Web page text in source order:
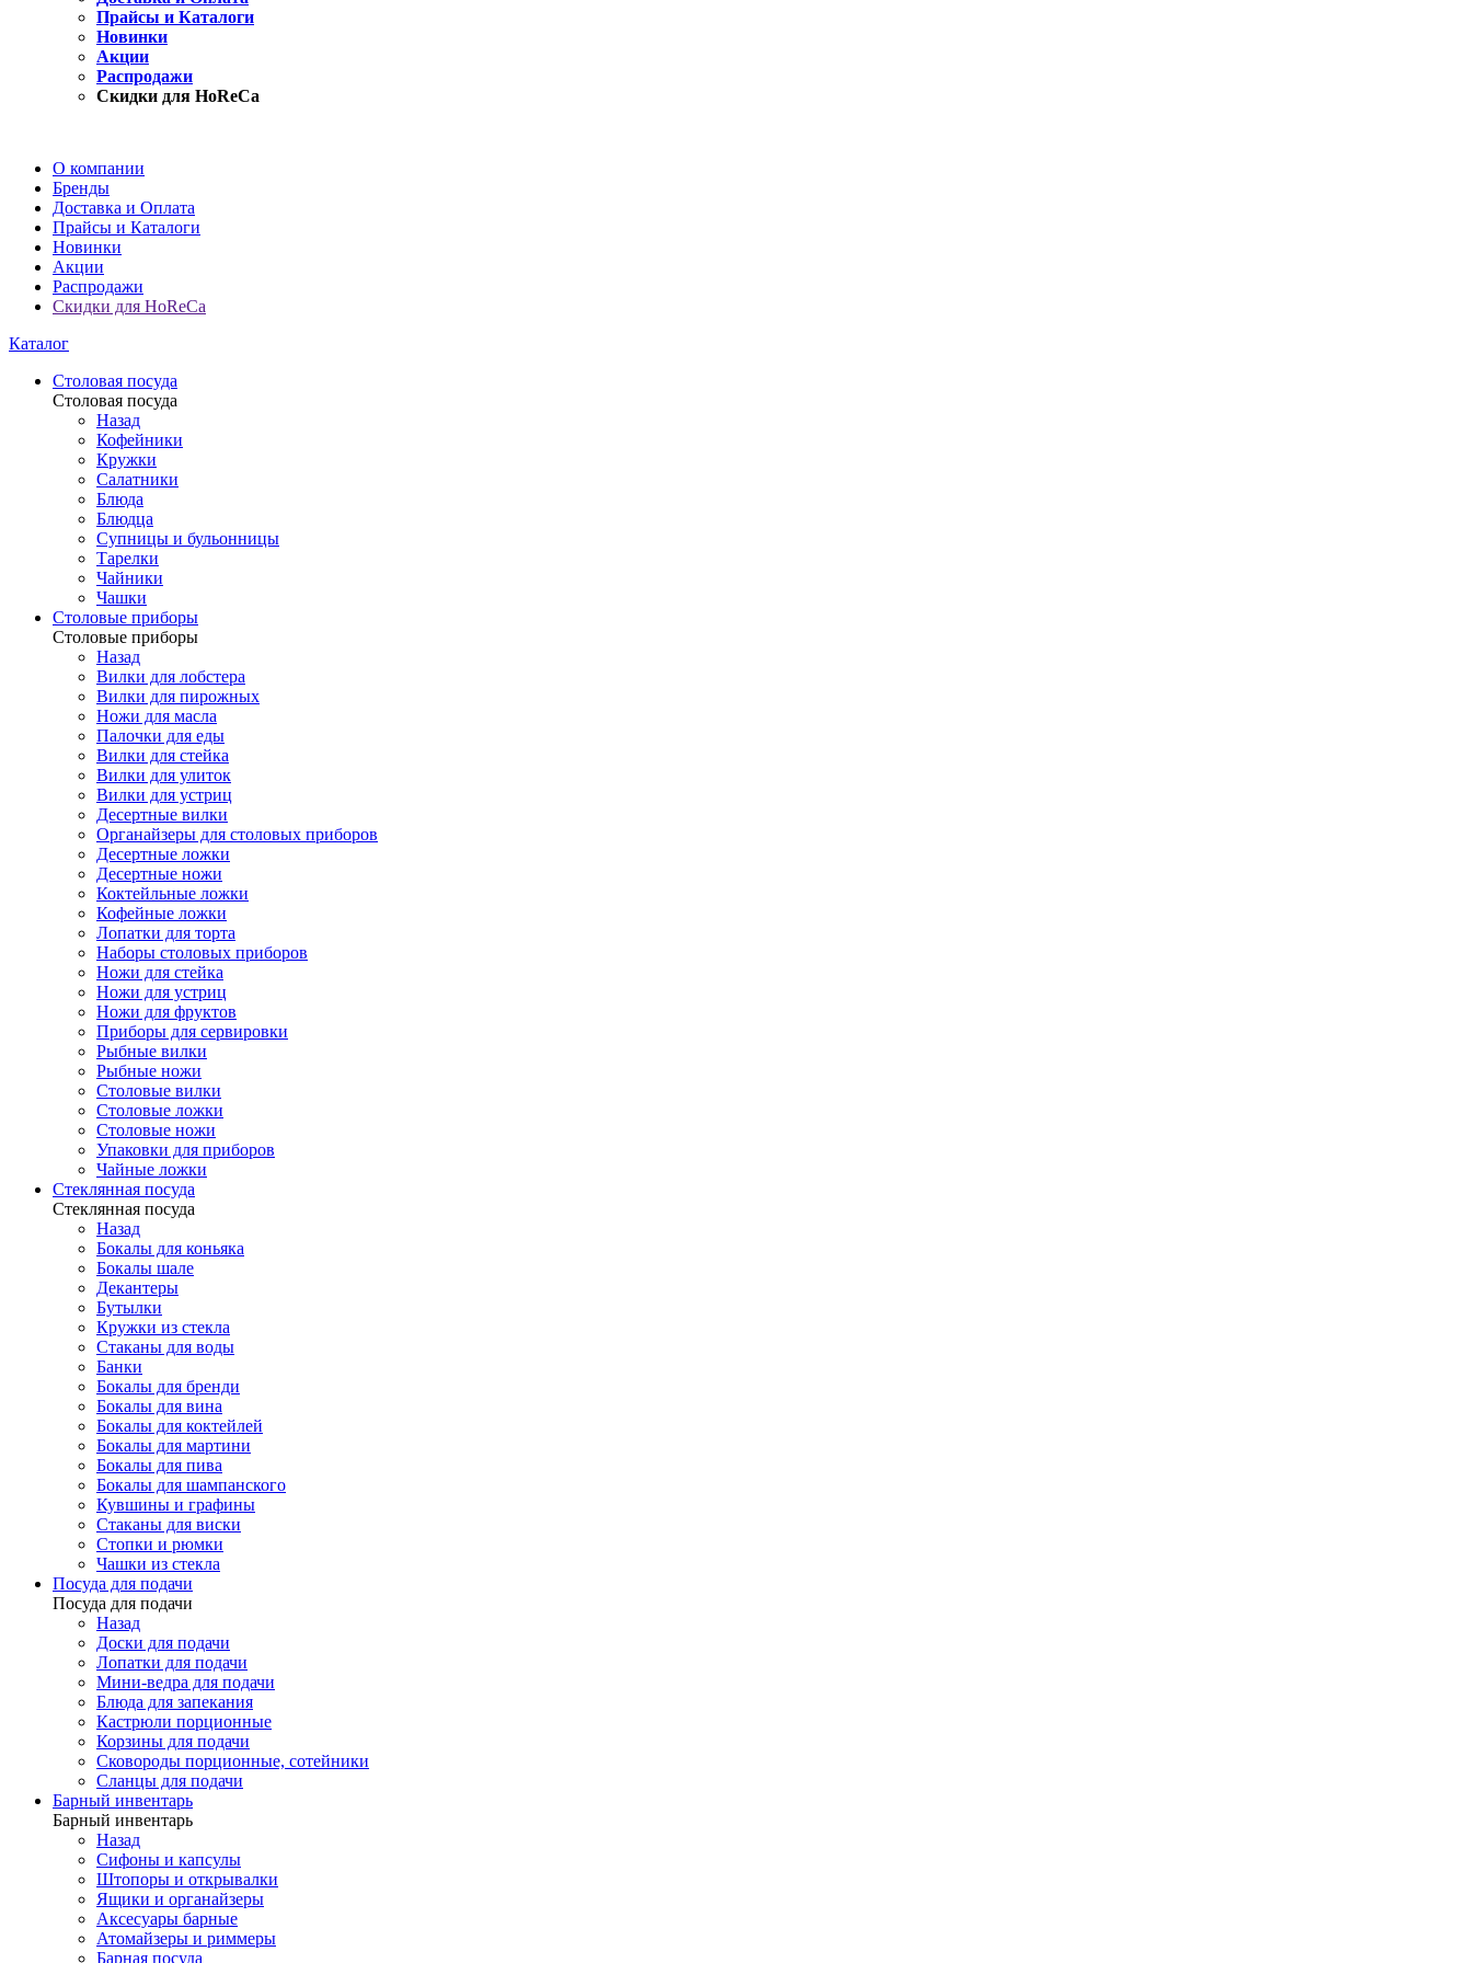
Прайсы и Каталоги
Новинки
Акции
Распродажи
Скидки для HoReCa
О компании
Бренды
Доставка и Оплата
Прайсы и Каталоги
Новинки
Акции
Распродажи
Скидки для HoReCa
Каталог
Столовая посуда
Столовая посуда
Назад
Кофейники
Кружки
Салатники
Блюда
Блюдца
Супницы и бульонницы
Тарелки
Чайники
Чашки
Cтоловые приборы
Cтоловые приборы
Назад
Вилки для лобстера
Вилки для пирожных
Ножи для масла
Палочки для еды
Вилки для стейка
Вилки для улиток
Вилки для устриц
Десертные вилки
Органайзеры для столовых приборов
Десертные ложки
Десертные ножи
Коктейльные ложки
Кофейные ложки
Лопатки для торта
Наборы столовых приборов
Ножи для стейка
Ножи для устриц
Ножи для фруктов
Приборы для сервировки
Рыбные вилки
Рыбные ножи
Столовые вилки
Столовые ложки
Столовые ножи
Упаковки для приборов
Чайные ложки
Стеклянная посуда
Стеклянная посуда
Назад
Бокалы для коньяка
Бокалы шале
Декантеры
Бутылки
Кружки из стекла
Стаканы для воды
Банки
Бокалы для бренди
Бокалы для вина
Бокалы для коктейлей
Бокалы для мартини
Бокалы для пива
Бокалы для шампанского
Кувшины и графины
Стаканы для виски
Стопки и рюмки
Чашки из стекла
Посуда для подачи
Посуда для подачи
Назад
Доски для подачи
Лопатки для подачи
Мини-ведра для подачи
Блюда для запекания
Кастрюли порционные
Корзины для подачи
Сковороды порционные, сотейники
Сланцы для подачи
Барный инвентарь
Барный инвентарь
Назад
Сифоны и капсулы
Штопоры и открывалки
Ящики и органайзеры
Аксесуары барные
Атомайзеры и риммеры
Барная посуда